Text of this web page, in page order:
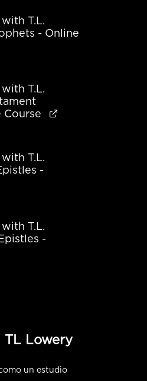
T.L.
- Online
T.L.
Course
T.L.
-
T.L.
-
Lowery
un estudio